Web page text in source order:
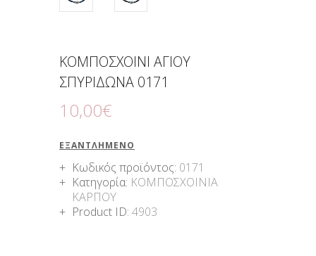
ΚΟΜΠΟΣΧΟΙΝΙ ΑΓΙΟΥ
ΣΠΥΡΙΔΩΝΑ 0171
10,00€
ΕΞΑΝΤΛΗΜΈΝΟ
Κωδικός προϊόντος: 0171
Κατηγορία: ΚΟΜΠΟΣΧΟΙΝΙΑ
ΚΑΡΠΟΥ
Product ID:4903